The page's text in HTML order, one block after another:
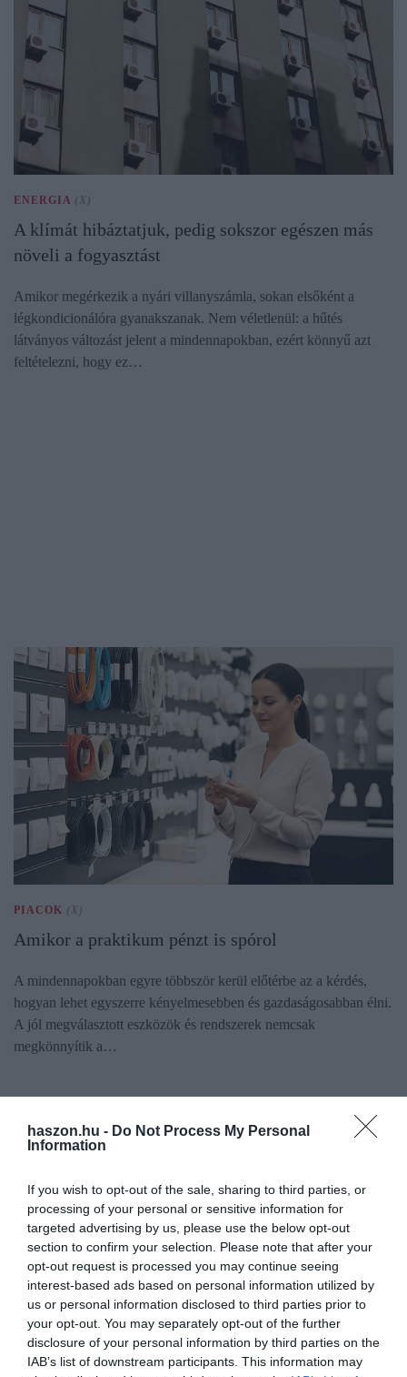
haszon.hu - Do Not Process My Personal
Information
If you wish to opt-out of the sale, sharing to third parties, or
processing of your personal or sensitive information for
targeted advertising by us, please use the below opt-out
section to confirm your selection. Please note that after your
opt-out request is processed you may continue seeing
interest-based ads based on personal information utilized by
us or personal information disclosed to third parties prior to
your opt-out. You may separately opt-out of the further
disclosure of your personal information by third parties on the
IAB’s list of downstream participants. This information may
ENERGIA (X)
A klímát hibáztatjuk, pedig sokszor egészen más
növeli a fogyasztást
Amikor megérkezik a nyári villanyszámla, sokan elsőként a
légkondicionálóra gyanakszanak. Nem véletlenül: a hűtés
látványos változást jelent a mindennapokban, ezért könnyű azt
feltételezni, hogy ez…
PIACOK (X)
Amikor a praktikum pénzt is spórol
A mindennapokban egyre többször kerül előtérbe az a kérdés,
hogyan lehet egyszerre kényelmesebben és gazdaságosabban élni.
A jól megválasztott eszközök és rendszerek nemcsak
megkönnyítik a…